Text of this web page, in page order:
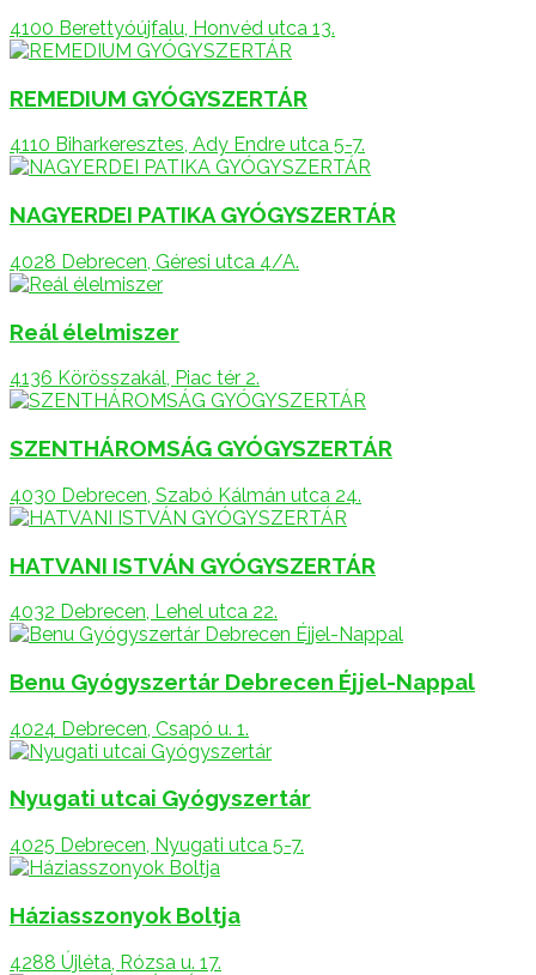
4100 Berettyóújfalu, Honvéd utca 13.
REMEDIUM GYÓGYSZERTÁR
4110 Biharkeresztes, Ady Endre utca 5-7.
NAGYERDEI PATIKA GYÓGYSZERTÁR
4028 Debrecen, Géresi utca 4/A.
Reál élelmiszer
4136 Körösszakál, Piac tér 2.
SZENTHÁROMSÁG GYÓGYSZERTÁR
4030 Debrecen, Szabó Kálmán utca 24.
HATVANI ISTVÁN GYÓGYSZERTÁR
4032 Debrecen, Lehel utca 22.
Benu Gyógyszertár Debrecen Éjjel-Nappal
4024 Debrecen, Csapó u. 1.
Nyugati utcai Gyógyszertár
4025 Debrecen, Nyugati utca 5-7.
Háziasszonyok Boltja
4288 Újléta, Rózsa u. 17.